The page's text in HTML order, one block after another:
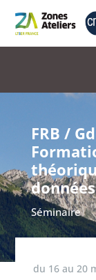
FRB /
Séminaire
du 16 au 20